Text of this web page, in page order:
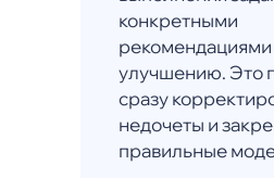
конкретными
улучшению. Это
сразу
недочеты и
правильные